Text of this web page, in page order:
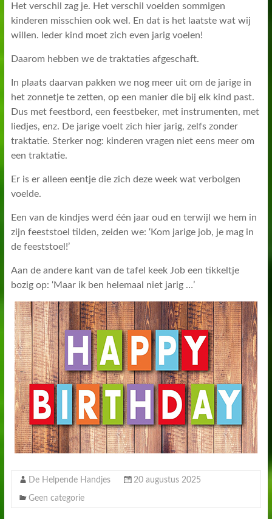
Het verschil zag je. Het verschil voelden sommigen
kinderen misschien ook wel. En dat is het laatste wat wij
willen. Ieder kind moet zich even jarig voelen!
Daarom hebben we de traktaties afgeschaft.
In plaats daarvan pakken we nog meer uit om de jarige in
het zonnetje te zetten, op een manier die bij elk kind past.
Dus met feestbord, een feestbeker, met instrumenten, met
liedjes, enz. De jarige voelt zich hier jarig, zelfs zonder
traktatie. Sterker nog: kinderen vragen niet eens meer om
een traktatie.
Er is er alleen eentje die zich deze week wat verbolgen
voelde.
Een van de kindjes werd één jaar oud en terwijl we hem in
zijn feeststoel tilden, zeiden we: ‘Kom jarige job, je mag in
de feeststoel!’
Aan de andere kant van de tafel keek Job een tikkeltje
bozig op: ‘Maar ik ben helemaal niet jarig …’
De Helpende Handjes 20 augustus 2025
Geen categorie